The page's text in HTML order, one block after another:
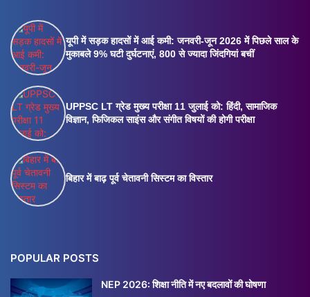
यूपी में सड़क हादसों में आई कमी: जनवरी-जून 2026 में पिछले साल के
मुकाबले 9% घटी दुर्घटनाएं, 800 से ज्यादा जिंदगियां बचीं
UPPSC LT ग्रेड मुख्य परीक्षा 11 जुलाई को: हिंदी, सामाजिक
विज्ञान, फिजिकल साइंस और संगीत विषयों की होगी परीक्षा
बिहार में बाढ़ पूर्व चेतावनी सिस्टम का विस्तार
POPULAR POSTS
NEP 2026: शिक्षा नीति में नए बदलावों की घोषणा